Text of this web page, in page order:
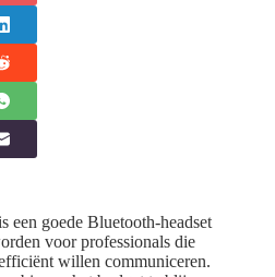
een goede Bluetooth-headset
voor professionals die
willen communiceren.